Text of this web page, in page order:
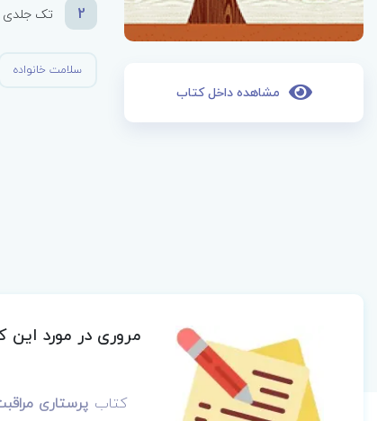
مشاهده داخل کتاب
2 تک جلدی
سلامت خانواده
مروری در مورد این
کتاب